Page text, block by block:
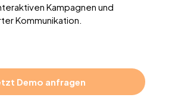
Kampagnen und
Kommunikation.
Demo anfragen